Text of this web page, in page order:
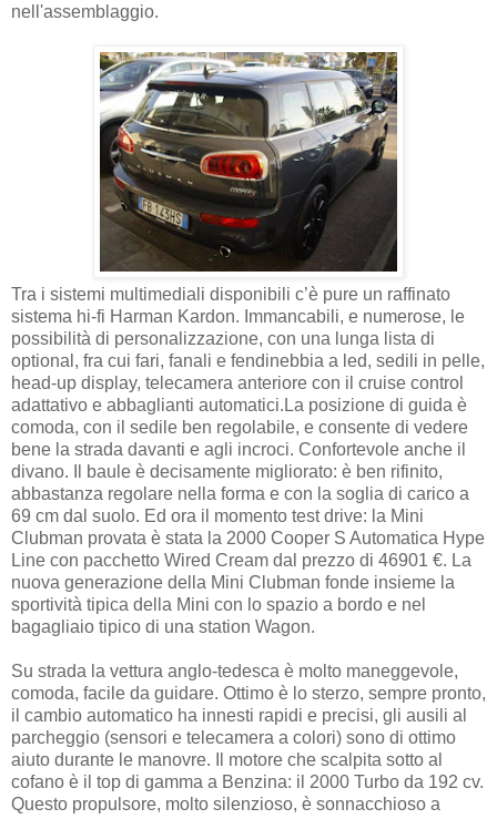
nell'assemblaggio.
Tra i sistemi multimediali disponibili c’è pure un raffinato
sistema hi-fi Harman Kardon. Immancabili, e numerose, le
possibilità di personalizzazione, con una lunga lista di
optional, fra cui fari, fanali e fendinebbia a led, sedili in pelle,
head-up display, telecamera anteriore con il cruise control
adattativo e abbaglianti automatici.La posizione di guida è
comoda, con il sedile ben regolabile, e consente di vedere
bene la strada davanti e agli incroci. Confortevole anche il
divano. Il baule è decisamente migliorato: è ben rifinito,
abbastanza regolare nella forma e con la soglia di carico a
69 cm dal suolo. Ed ora il momento test drive: la Mini
Clubman provata è stata la 2000 Cooper S Automatica Hype
Line con pacchetto Wired Cream dal prezzo di 46901 €. La
nuova generazione della Mini Clubman fonde insieme la
sportività tipica della Mini con lo spazio a bordo e nel
bagagliaio tipico di una station Wagon.
Su strada la vettura anglo-tedesca è molto maneggevole,
comoda, facile da guidare. Ottimo è lo sterzo, sempre pronto,
il cambio automatico ha innesti rapidi e precisi, gli ausili al
parcheggio (sensori e telecamera a colori) sono di ottimo
aiuto durante le manovre. Il motore che scalpita sotto al
cofano è il top di gamma a Benzina: il 2000 Turbo da 192 cv.
Questo propulsore, molto silenzioso, è sonnacchioso a